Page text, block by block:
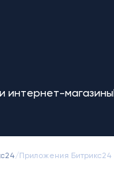
интернет-магазины
/ Приложения Битрикс24